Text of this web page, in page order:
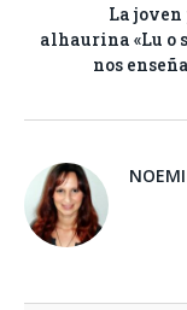
La
alhaurina «Lu o
nos